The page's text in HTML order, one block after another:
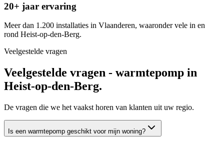
20+ jaar ervaring
Meer dan 1.200 installaties in Vlaanderen, waaronder vele in en
rond Heist-op-den-Berg.
Veelgestelde vragen
Veelgestelde vragen - warmtepomp in
Heist-op-den-Berg.
De vragen die we het vaakst horen van klanten uit uw regio.
Is een warmtepomp geschikt voor mijn woning?